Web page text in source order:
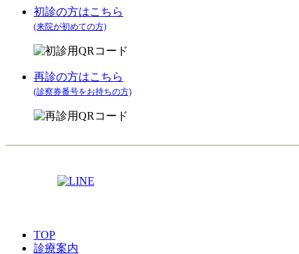
初診の方はこちら
(来院が初めての方)
再診の方はこちら
(診察券番号をお持ちの方)
TOP
診療案内